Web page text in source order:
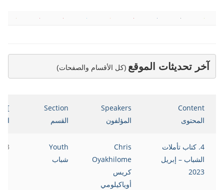
آخر تحديثات الموقع (كل الأقسام والصفحات)
Content
المحتوى
Speakers
المؤلفون
Section
القسم
4. كتاب تأملات
الشباب – إبريل
2023
Chris
Oyakhilome
كريس
أوياكيلومي
Youth
شباب